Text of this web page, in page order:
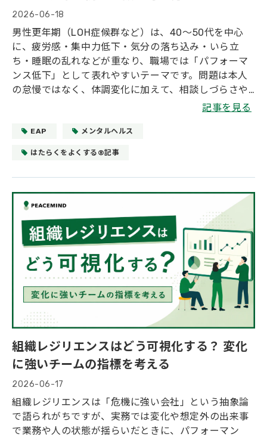
2026-06-18
男性更年期（LOH症候群など）は、40〜50代を中心
に、疲労感・集中力低下・気分の落ち込み・いら立
ち・睡眠の乱れなどが重なり、職場では「パフォーマ
ンス低下」として表れやすいテーマです。問題は本人
の怠慢ではなく、体調変化に加えて、相談しづらさや
周囲の誤解が重なることで、早期対応の機会を逃しや
断を下すことではなく、変化に気づき、業務負荷と働
き方を整え、適切な資源（相談窓口や産業医、EAP
本、職場で見られる変化、見過ごされやすい理由、パ
フォーマンス低下を防ぐ関わり方と制度活用のポイン
トを解説します。
記事を見る
EAP メンタルヘルス
はたらくをよくする®記事
組織レジリエンスはどう可視化する？ 変化
に強いチームの指標を考える
2026-06-17
組織レジリエンスは「危機に強い会社」という抽象論
で語られがちですが、実務では変化や想定外の出来事
で業務や人の状態が揺らいだときに、パフォーマン